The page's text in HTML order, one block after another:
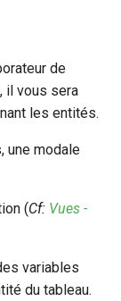
de
il vous sera
les entités.
une modale
(Cf: Vues -
variables
du tableau.